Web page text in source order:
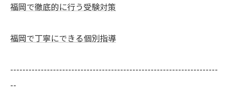
福岡で徹底的に行う受験対策
福岡で丁寧にできる個別指導
--------------------------------------------------------------------
--